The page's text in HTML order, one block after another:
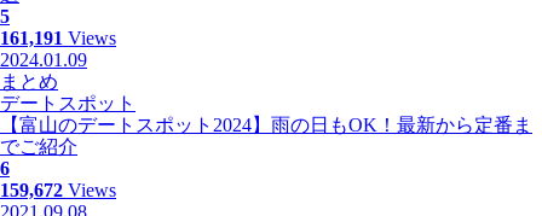
5
161,191 Views
2024.01.09
まとめ
デートスポット
【富山のデートスポット2024】雨の日もOK！最新から定番ま
でご紹介
6
159,672 Views
2021.09.08